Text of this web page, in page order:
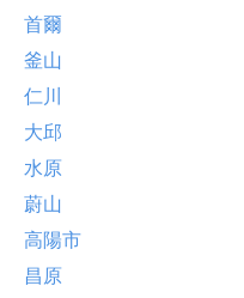
首爾
釜山
仁川
大邱
水原
蔚山
高陽市
昌原